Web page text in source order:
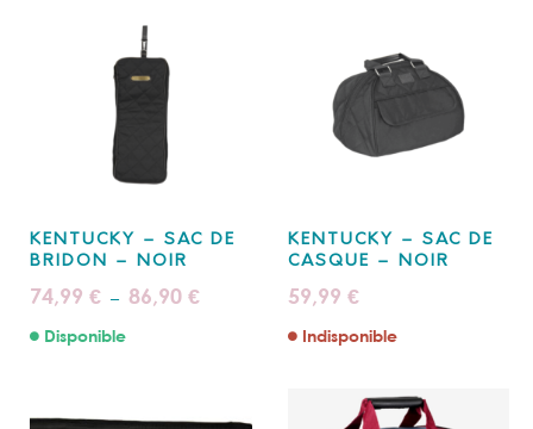
KENTUCKY – SAC DE
BRIDON – NOIR
74,99 € – 86,90 €Plage
de
Disponible
KENTUCKY – SAC DE
CASQUE – NOIR
59,99 €
Indisponible